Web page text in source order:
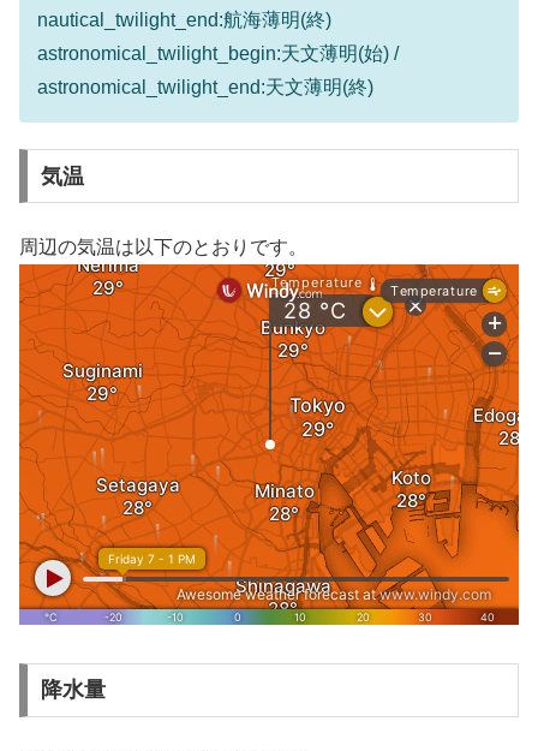
nautical_twilight_end:航海薄明(終)
astronomical_twilight_begin:天文薄明(始) /
astronomical_twilight_end:天文薄明(終)
気温
周辺の気温は以下のとおりです。
降水量